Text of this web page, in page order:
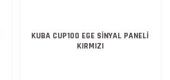
KUBA CUP100 EGE SİNYAL PANELİ
KIRMIZI